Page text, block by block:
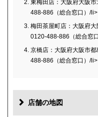
東梅田店：大阪府大阪
488-886（総合窓口）/li>
梅田茶屋町店：大阪府
0120-488-886（総合窓
京橋店：大阪府大阪市
488-886（総合窓口）/li>
店舗の地図